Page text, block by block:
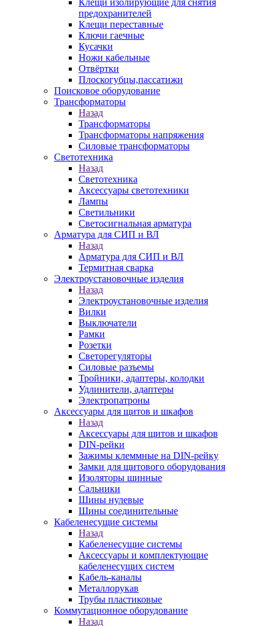
Клещи изолирующие для снятия
предохранителей
Клещи переставные
Ключи гаечные
Кусачки
Ножи кабельные
Отвёртки
Плоскогубцы,пассатижи
Поисковое оборудование
Трансформаторы
Назад
Трансформаторы
Трансформаторы напряжения
Силовые трансформаторы
Светотехника
Назад
Светотехника
Аксессуары светотехники
Лампы
Светильники
Светосигнальная арматура
Арматура для СИП и ВЛ
Назад
Арматура для СИП и ВЛ
Термитная сварка
Электроустановочные изделия
Назад
Электроустановочные изделия
Вилки
Выключатели
Рамки
Розетки
Светорегуляторы
Силовые разъемы
Тройники, адаптеры, колодки
Удлинители, адаптеры
Электропатроны
Аксессуары для щитов и шкафов
Назад
Аксессуары для щитов и шкафов
DIN-рейки
Зажимы клеммные на DIN-рейку
Замки для щитового оборудования
Изоляторы шинные
Сальники
Шины нулевые
Шины соединительные
Кабеленесущие системы
Назад
Кабеленесущие системы
Аксессуары и комплектующие
кабеленесущих систем
Кабель-каналы
Металлорукав
Трубы пластиковые
Коммутационное оборудование
Назад